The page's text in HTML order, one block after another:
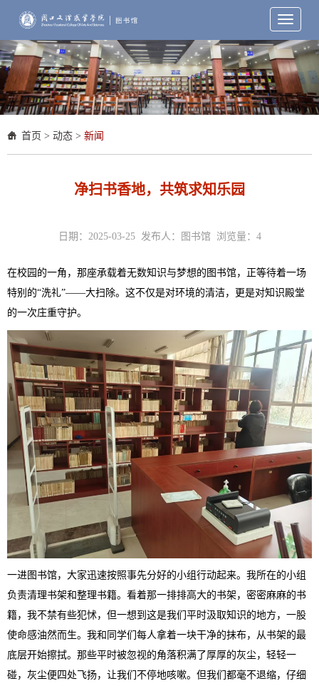
Toggle
首页 > 动态 > 新闻
净扫书香地，共筑求知乐园
日期：2025-03-25 发布人：图书馆 浏览量： 4
在校园的一角，那座承载着无数知识与梦想的图书馆，正等待着一场
特别的“洗礼”——大扫除。这不仅是对环境的清洁，更是对知识殿堂
的一次庄重守护。
一进图书馆，大家迅速按照事先分好的小组行动起来。我所在的小组
负责清理书架和整理书籍。看着那一排排高大的书架，密密麻麻的书
籍，我不禁有些犯怵，但一想到这是我们平时汲取知识的地方，一股
使命感油然而生。我和同学们每人拿着一块干净的抹布，从书架的最
底层开始擦拭。那些平时被忽视的角落积满了厚厚的灰尘，轻轻一
碰，灰尘便四处飞扬，让我们不停地咳嗽。但我们都毫不退缩，仔细